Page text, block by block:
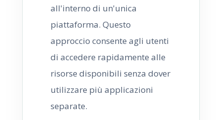
all'interno di un'unica
piattaforma. Questo
approccio consente agli utenti
di accedere rapidamente alle
risorse disponibili senza dover
utilizzare più applicazioni
separate.